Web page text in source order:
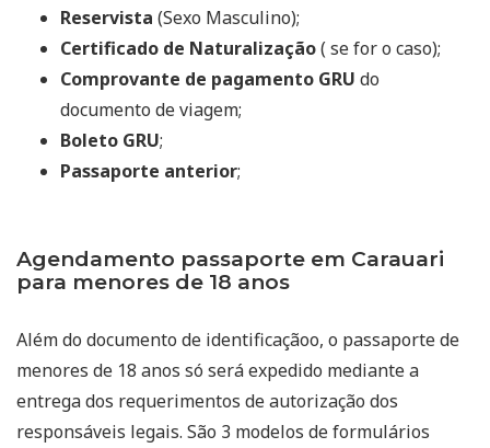
Reservista (Sexo Masculino);
Certificado de Naturalização( se for o caso);
Comprovante de pagamento GRU do
documento de viagem;
Boleto GRU;
Passaporte anterior;
Agendamento passaporte em Carauari
para menores de 18 anos
Além do documento de identificaçãoo, o passaporte de
menores de 18 anos só será expedido mediante a
entrega dos requerimentos de autorização dos
responsáveis legais. São 3 modelos de formulários